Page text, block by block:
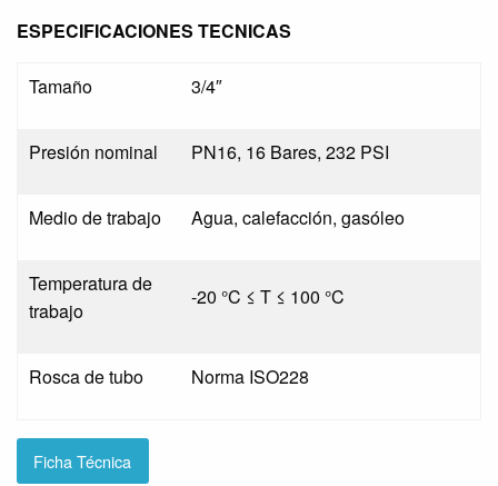
ESPECIFICACIONES TECNICAS
Tamaño 3/4″
Presión nominal PN16, 16 Bares, 232 PSI
Medio de trabajo Agua, calefacción, gasóleo
Temperatura de
trabajo
-20 °C ≤ T ≤ 100 °C
Rosca de tubo Norma ISO228
Ficha Técnica